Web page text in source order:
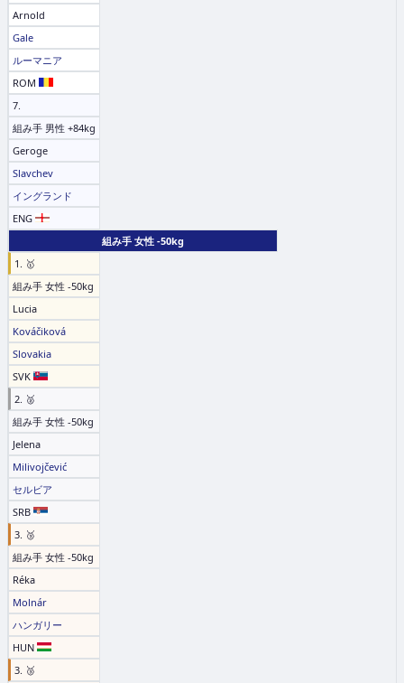
Arnold
Gale
ルーマニア
ROM
7.
組み手 男性 +84kg
Geroge
Slavchev
イングランド
ENG
組み手 女性 -50kg
1. 🥇
組み手 女性 -50kg
Lucia
Kováčiková
Slovakia
SVK
2. 🥈
組み手 女性 -50kg
Jelena
Milivojčević
セルビア
SRB
3. 🥉
組み手 女性 -50kg
Réka
Molnár
ハンガリー
HUN
3. 🥉